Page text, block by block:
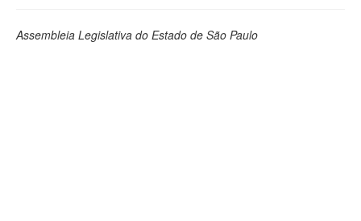
Assembleia Legislativa do Estado de São Paulo